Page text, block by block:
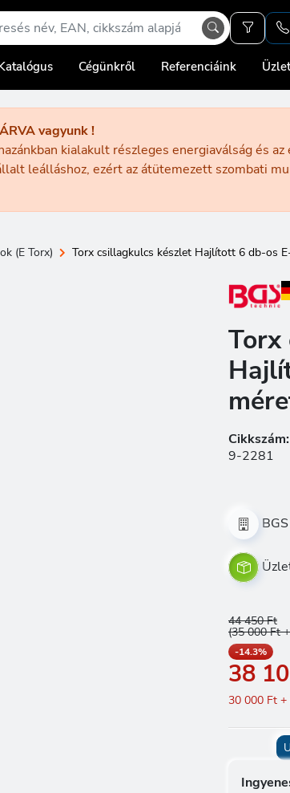
Cégünkről Referenciáink
vagyunk !
kialakult részleges energiaválság és
leálláshoz, ezért az átütemezett szombati
(E Torx) Torx csillagkulcs készlet Hajlított 6 db-os
Torx
Cikkszám:
9-2281
44 450 Ft
(35 000 Ft
-14.3%
38
30 000 Ft +